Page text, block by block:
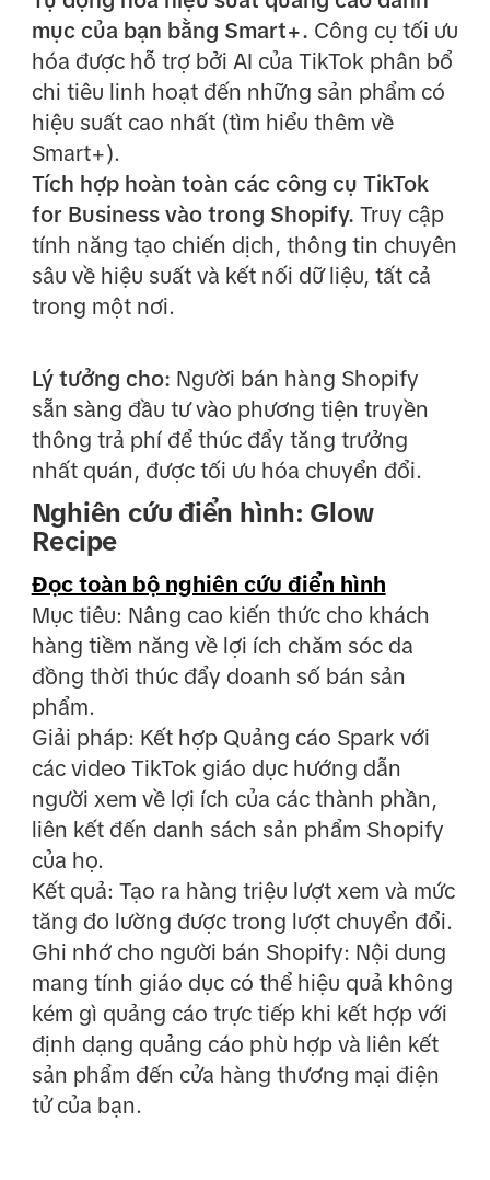
mục của bạn bằng Smart+. Công cụ tối ưu
hóa được hỗ trợ bởi AI của TikTok phân bổ
chi tiêu linh hoạt đến những sản phẩm có
hiệu suất cao nhất (tìm hiểu thêm về
Smart+).
Tích hợp hoàn toàn các công cụ TikTok
for Business vào trong Shopify. Truy cập
tính năng tạo chiến dịch, thông tin chuyên
sâu về hiệu suất và kết nối dữ liệu, tất cả
trong một nơi.
Lý tưởng cho: Người bán hàng Shopify
sẵn sàng đầu tư vào phương tiện truyền
thông trả phí để thúc đẩy tăng trưởng
nhất quán, được tối ưu hóa chuyển đổi.
Nghiên cứu điển hình: Glow
Recipe
Đọc toàn bộ nghiên cứu điển hình
Mục tiêu: Nâng cao kiến thức cho khách
hàng tiềm năng về lợi ích chăm sóc da
đồng thời thúc đẩy doanh số bán sản
phẩm.
Giải pháp: Kết hợp Quảng cáo Spark với
các video TikTok giáo dục hướng dẫn
người xem về lợi ích của các thành phần,
liên kết đến danh sách sản phẩm Shopify
của họ.
Kết quả: Tạo ra hàng triệu lượt xem và mức
tăng đo lường được trong lượt chuyển đổi.
Ghi nhớ cho người bán Shopify: Nội dung
mang tính giáo dục có thể hiệu quả không
kém gì quảng cáo trực tiếp khi kết hợp với
định dạng quảng cáo phù hợp và liên kết
sản phẩm đến cửa hàng thương mại điện
tử của bạn.